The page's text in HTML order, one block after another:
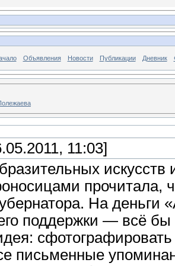
Объявления Новости Публикации Дневник
11:03]
прочитала,
На деньги
поддержки — всё бы
письменные